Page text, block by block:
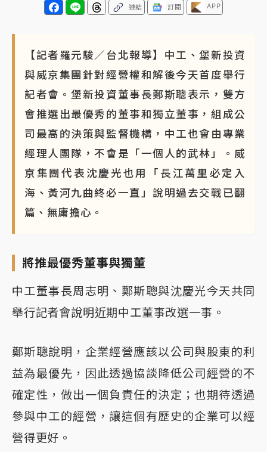
連結 訂閱 APP
【記者羅元駿／台北報導】中工、堡新投資
與威京集團針對經營權和解後今天首度舉行
記者會。堡新投資董事長鄭斯聰表示，雙方
會推選出最優秀的董事和獨立董事，組成公
司最高的決策與監督機構，中工也會由專業
經理人團隊，不會是「一個人的武林」。威
京集團代表沈慶光也用「長江萬里必定入
海、黃河九曲終必一直」說明過去交戰已翻
篇、無庸擔心。
將推最優秀董事與獨董
中工董事長周志明、鄭斯聰與沈慶光今天共同
舉行記者會說明近期中工董事改選一事。
鄭斯聰說明，企業經營應該以公司與股東的利
益為最優先，因此透過協談降低公司經營的不
確定性，做出一個負責任的決定；也期待透過
參與中工的經營，讓這個有歷史的企業可以經
營得更好。